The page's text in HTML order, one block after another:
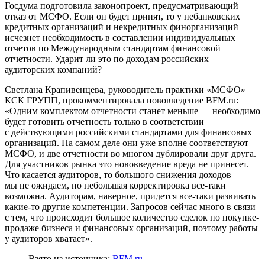
Госдума подготовила законопроект, предусматривающий
отказ от МСФО. Если он будет принят, то у небанковских
кредитных организаций и некредитных финорганизаций
исчезнет необходимость в составлении индивидуальных
отчетов по Международным стандартам финансовой
отчетности. Ударит ли это по доходам российских
аудиторских компаний?
Светлана Крапивенцева, руководитель практики «МСФО»
КСК ГРУПП, прокомментировала нововведение BFM.ru:
«Одним комплектом отчетности станет меньше — необходимо
будет готовить отчетность только в соответствии
с действующими российскими стандартами для финансовых
организаций. На самом деле они уже вполне соответствуют
МСФО, и две отчетности во многом дублировали друг друга.
Для участников рынка это нововведение вреда не принесет.
Что касается аудиторов, то большого снижения доходов
мы не ожидаем, но небольшая корректировка все-таки
возможна. Аудиторам, наверное, придется все-таки развивать
какие-то другие компетенции. Запросов сейчас много в связи
с тем, что происходит большое количество сделок по покупке-
продаже бизнеса и финансовых организаций, поэтому работы
у аудиторов хватает».